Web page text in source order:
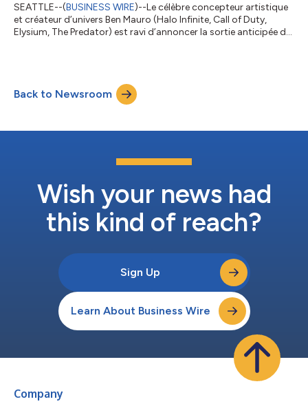
SEATTLE--(BUSINESS WIRE)--Le célèbre concepteur artistique
et créateur d’univers Ben Mauro (Halo Infinite, Call of Duty,
Elysium, The Predator) est ravi d’annoncer la sortie anticipée de
quantité limitée, avant la sortie mondiale de l’édition standard
qui aura lieu le 2 décembre. The Oracle explore les origines...
Back to Newsroom
Wish your news had
this kind of reach?
Sign Up
Learn About Business Wire
Company